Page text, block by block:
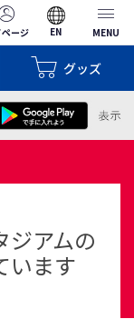
ージ EN MENU
グッズ
ジアムの
います